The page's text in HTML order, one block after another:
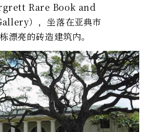
Rare Book and
），坐落在亚典市
漂亮的砖造建筑内。